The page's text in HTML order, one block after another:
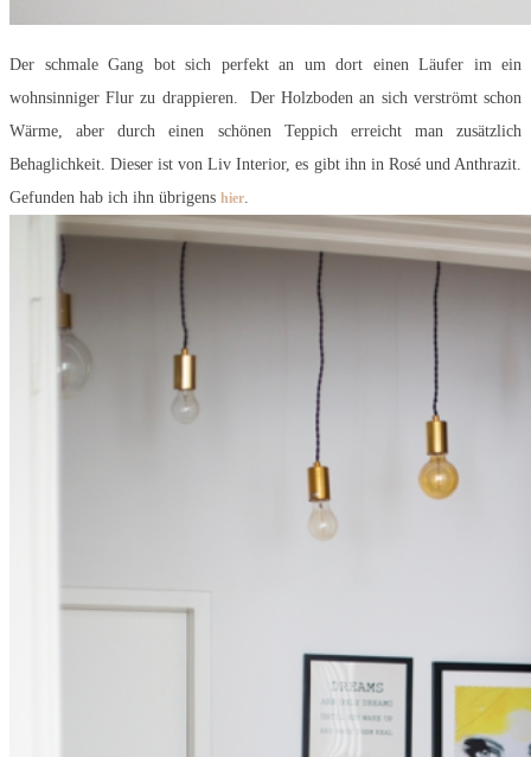
Der schmale Gang bot sich perfekt an um dort einen Läufer im ein
wohnsinniger Flur zu drappieren. Der Holzboden an sich verströmt schon
Wärme, aber durch einen schönen Teppich erreicht man zusätzlich
Behaglichkeit. Dieser ist von Liv Interior, es gibt ihn in Rosé und Anthrazit.
Gefunden hab ich ihn übrigens hier